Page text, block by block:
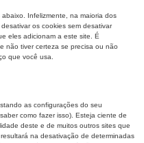
Infelizmente, na maioria dos
os cookies sem desativar
eles adicionam a este site. É
não tiver certeza se precisa ou não
que você usa.
as configurações do seu
como fazer isso). Esteja ciente de
deste e de muitos outros sites que
na desativação de determinadas